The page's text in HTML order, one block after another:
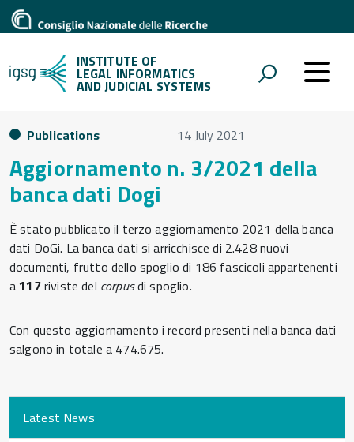
INSTITUTE OF
LEGAL INFORMATICS
AND JUDICIAL SYSTEMS
Publications 14 July 2021
Aggiornamento n. 3/2021 della
banca dati Dogi
È stato pubblicato il terzo aggiornamento 2021 della banca
dati DoGi. La banca dati si arricchisce di 2.428 nuovi
documenti, frutto dello spoglio di 186 fascicoli appartenenti
a117riviste del corpusdi spoglio.
Con questo aggiornamento i record presenti nella banca dati
salgono in totale a 474.675.
Latest News